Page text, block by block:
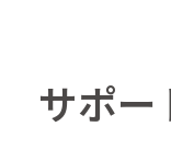
サポー